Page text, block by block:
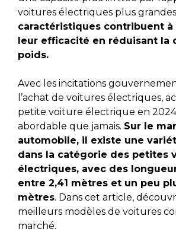
voitures électriques plus
caractéristiques contribuent
leur efficacité en réduisant la
poids.
Avec les incitations
l’achat de voitures électriques,
petite voiture électrique en
abordable que jamais. Sur le
automobile, il existe une
dans la catégorie des petites
électriques, avec des
entre 2,41 mètres et un peu
mètres. Dans cet article,
meilleurs modèles de voitures
marché.